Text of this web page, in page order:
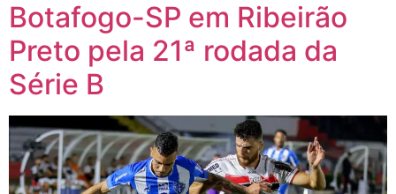
Botafogo-SP em Ribeirão
Preto pela 21ª rodada da
Série B